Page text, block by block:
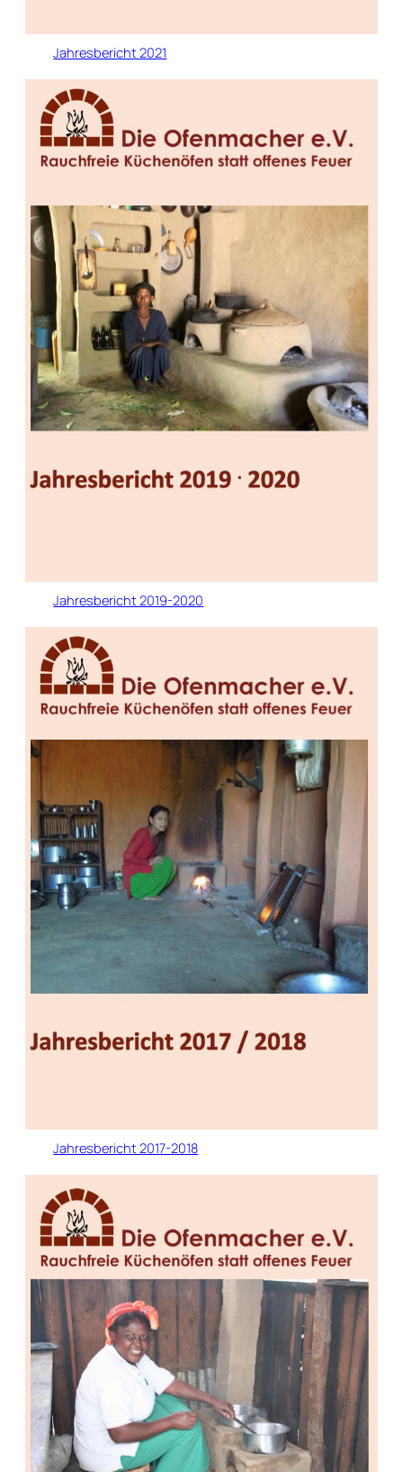
Jahresbericht 2021
Jahresbericht 2019-2020
Jahresbericht 2017-2018